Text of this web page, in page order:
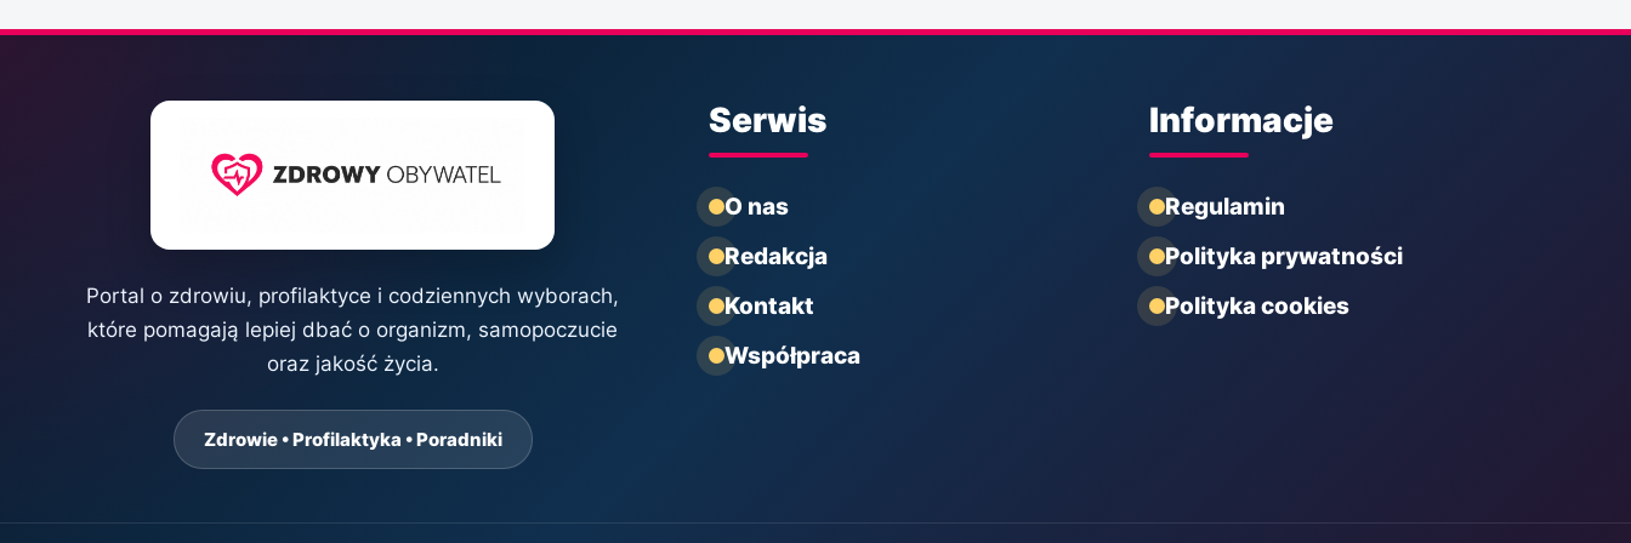
Portal o zdrowiu, profilaktyce i codziennych wyborach,
które pomagają lepiej dbać o organizm, samopoczucie
oraz jakość życia.
Zdrowie • Profilaktyka • Poradniki
Serwis
O nas
Redakcja
Kontakt
Współpraca
Informacje
Regulamin
Polityka prywatności
Polityka cookies